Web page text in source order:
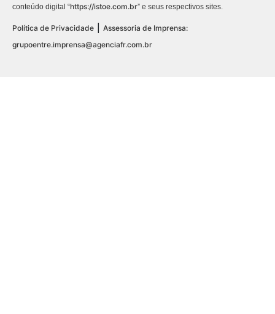
conteúdo digital “https://istoe.com.br” e seus respectivos sites.
Política de Privacidade
Assessoria de Imprensa:
grupoentre.imprensa@agenciafr.com.br